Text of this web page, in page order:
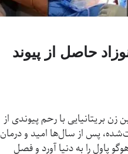
حاصل از پیوند
بریتانیایی با رحم پیوندی از
پس از سال‌ها امید و درمان
پاول را به دنیا آورد و فصل